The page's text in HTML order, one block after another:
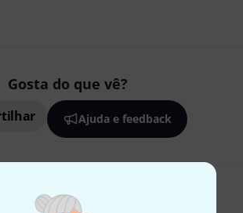
Gosta do que vê?
Ajuda e feedback